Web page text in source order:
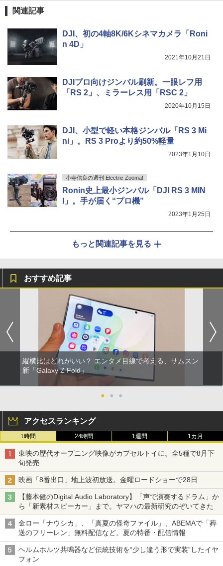
関連記事
DJI、初の4軸8K/6Kシネマカメラ「Roni
n 4D」
2021年10月21日
DJIプロ向けジンバル刷新。一眼レフ用
「RS 2」、ミラーレス用「RSC 2」
2020年10月15日
DJI、小型で軽い本格ジンバル「RS 3 Mi
ni」。RS 3 Proより約50%軽量
2023年1月10日
小寺信良の週刊 Electric Zooma!
Ronin史上最小ジンバル「DJI RS 3 MIN
I」。手が届く“プロ機”
2023年1月25日
もっと関連記事を見る
おすすめ記事
縦横比はどれがいい？ エンタメ目線で考える、サムスン
新「Galaxy Z Fold」
● ● ●
アクセスランキング
1時間 24時間 1週間 1カ月
東映の歴代オープニング映像がカプセルトイに。全5種で8月下
旬発売
映画「8番出口」地上波初放送。金曜ロードショーで28日
【藤本健のDigital Audio Laboratory】「声で演奏するドラム」か
ら「新素材スピーカー」まで。ヤマハの最新研究のぞいてきた
金ロー「ナウシカ」、「真夏の怪奇ファイル」、ABEMAで「葬
送のフリーレン」無料配信など。夏の特番・配信情報
ヘルムホルツ共鳴器など伝統技術を“少し違う形で実装”したイヤ
フォン